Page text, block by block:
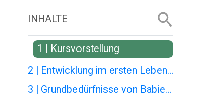
INHALTE
1 | Kursvorstellung
2 | Entwicklung im ersten Lebensjahr
3 | Grundbedürfnisse von Babies und Kleinkindern